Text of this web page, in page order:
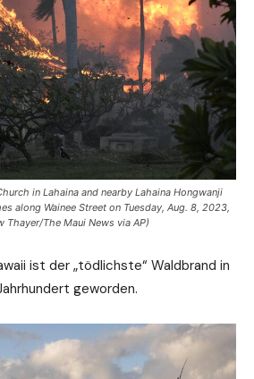
in Lahaina and nearby Lahaina Hongwanji
along Wainee Street on Tuesday, Aug. 8, 2023,
Thayer/The Maui News via AP)
ist der „tödlichste“ Waldbrand in
geworden.